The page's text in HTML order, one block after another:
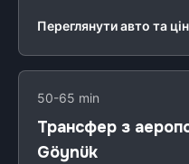
Переглянути авто та
50-65 min
Трансфер з
Göynük